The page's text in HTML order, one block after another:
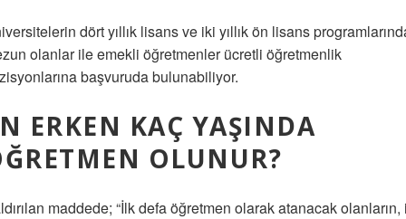
dört yıllık lisans ve iki yıllık ön lisans
olanlar ile emekli öğretmenler ücretli öğretmenlik
başvuruda bulunabiliyor.
ERKEN KAÇ YAŞINDA
OLUNUR?
maddede; “İlk defa öğretmen olarak atanacak olanların,